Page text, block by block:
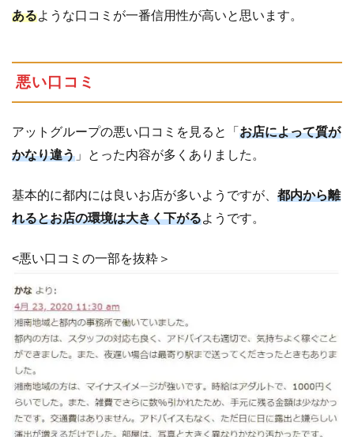
あるような口コミが一番信用性が高いと思います。
悪い口コミ
アットグループの悪い口コミを見ると「 お店によって質が
かなり違う 」とった内容が多くありました。
基本的に都内には良いお店が多いようですが、 都内から離
れるとお店の環境は大きく下がるようです。
<悪い口コミの一部を抜粋＞